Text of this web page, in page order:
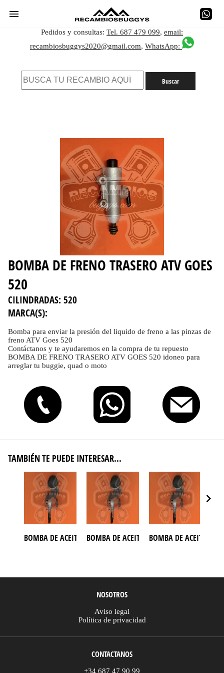
Pedidos y consultas: Tel. 687 479 099, email:
recambiosbuggys2020@gmail.com, WhatsApp:
BOMBA DE FRENO TRASERO ATV GOES
520
CILINDRADAS: 520
MARCA(S):
Bomba para enviar la presión del liquido de freno a las pinzas de
freno ATV Goes 520
Contáctanos y te ayudaremos en la compra de tu repuesto
BOMBA DE FRENO TRASERO ATV GOES 520 idoneo para
arreglar tu buggie, quad o moto
TAMBIÉN TE PUEDE INTERESAR...
BOMBA DE ACEITE ATV CSR 500BOMBA DE ACEITE ATV GOES 520
BOMBA DE ACEITE ATV
NOSOTROS
Aviso legal
Política de privacidad
CONTACTANOS
+34 687 47 90 99